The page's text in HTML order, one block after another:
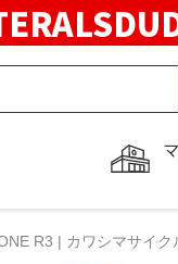
R3 | カワシマサイ